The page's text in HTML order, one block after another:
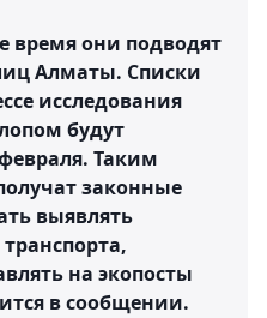
время они подводят
Алматы. Списки
исследования
будут
Таким
законные
выявлять
на экопосты
в сообщении.